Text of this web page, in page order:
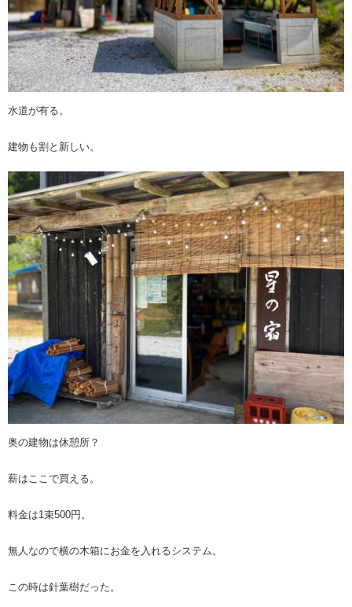
水道が有る。
建物も割と新しい。
奥の建物は休憩所？
薪はここで買える。
料金は1束500円。
無人なので横の木箱にお金を入れるシステム。
この時は針葉樹だった。